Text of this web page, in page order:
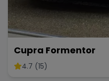
Cupra Formentor
4.7 (15)